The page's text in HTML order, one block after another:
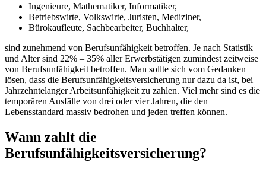
Ingenieure, Mathematiker, Informatiker,
Betriebswirte, Volkswirte, Juristen, Mediziner,
Bürokaufleute, Sachbearbeiter, Buchhalter,
sind zunehmend von Berufsunfähigkeit betroffen. Je nach Statistik
und Alter sind 22% – 35% aller Erwerbstätigen zumindest zeitweise
von Berufsunfähigkeit betroffen. Man sollte sich vom Gedanken
lösen, dass die Berufsunfähigkeitsversicherung nur dazu da ist, bei
Jahrzehntelanger Arbeitsunfähigkeit zu zahlen. Viel mehr sind es die
temporären Ausfälle von drei oder vier Jahren, die den
Lebensstandard massiv bedrohen und jeden treffen können.
Wann zahlt die
Berufsunfähigkeitsversicherung?